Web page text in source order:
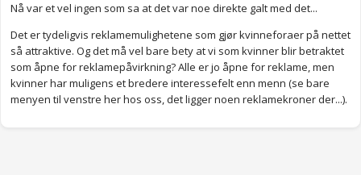
Nå var et vel ingen som sa at det var noe direkte galt med det...
Det er tydeligvis reklamemulighetene som gjør kvinneforaer på nettet
så attraktive. Og det må vel bare bety at vi som kvinner blir betraktet
som åpne for reklamepåvirkning? Alle er jo åpne for reklame, men
kvinner har muligens et bredere interessefelt enn menn (se bare
menyen til venstre her hos oss, det ligger noen reklamekroner der...).